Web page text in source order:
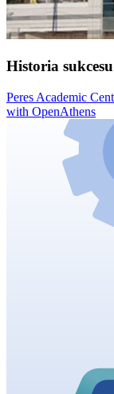
Historia sukcesu
Peres Academic
with OpenAthens